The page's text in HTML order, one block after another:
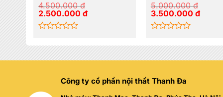
4.500.000đ
Giá
gốc
là:
2.500.000 đGiá
hiện
xếp
hạng
0
5.000.000đ
Giá
gốc
là:
3.500.000 đGiá
hiện
xếp
hạng
0
sao
Công ty cổ phần nội thất Thanh Đa